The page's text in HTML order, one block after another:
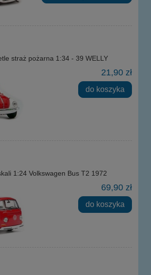
straż pożarna 1:34 - 39 WELLY
21,90 zł
do koszyka
1:24 Volkswagen Bus T2 1972
69,90 zł
do koszyka